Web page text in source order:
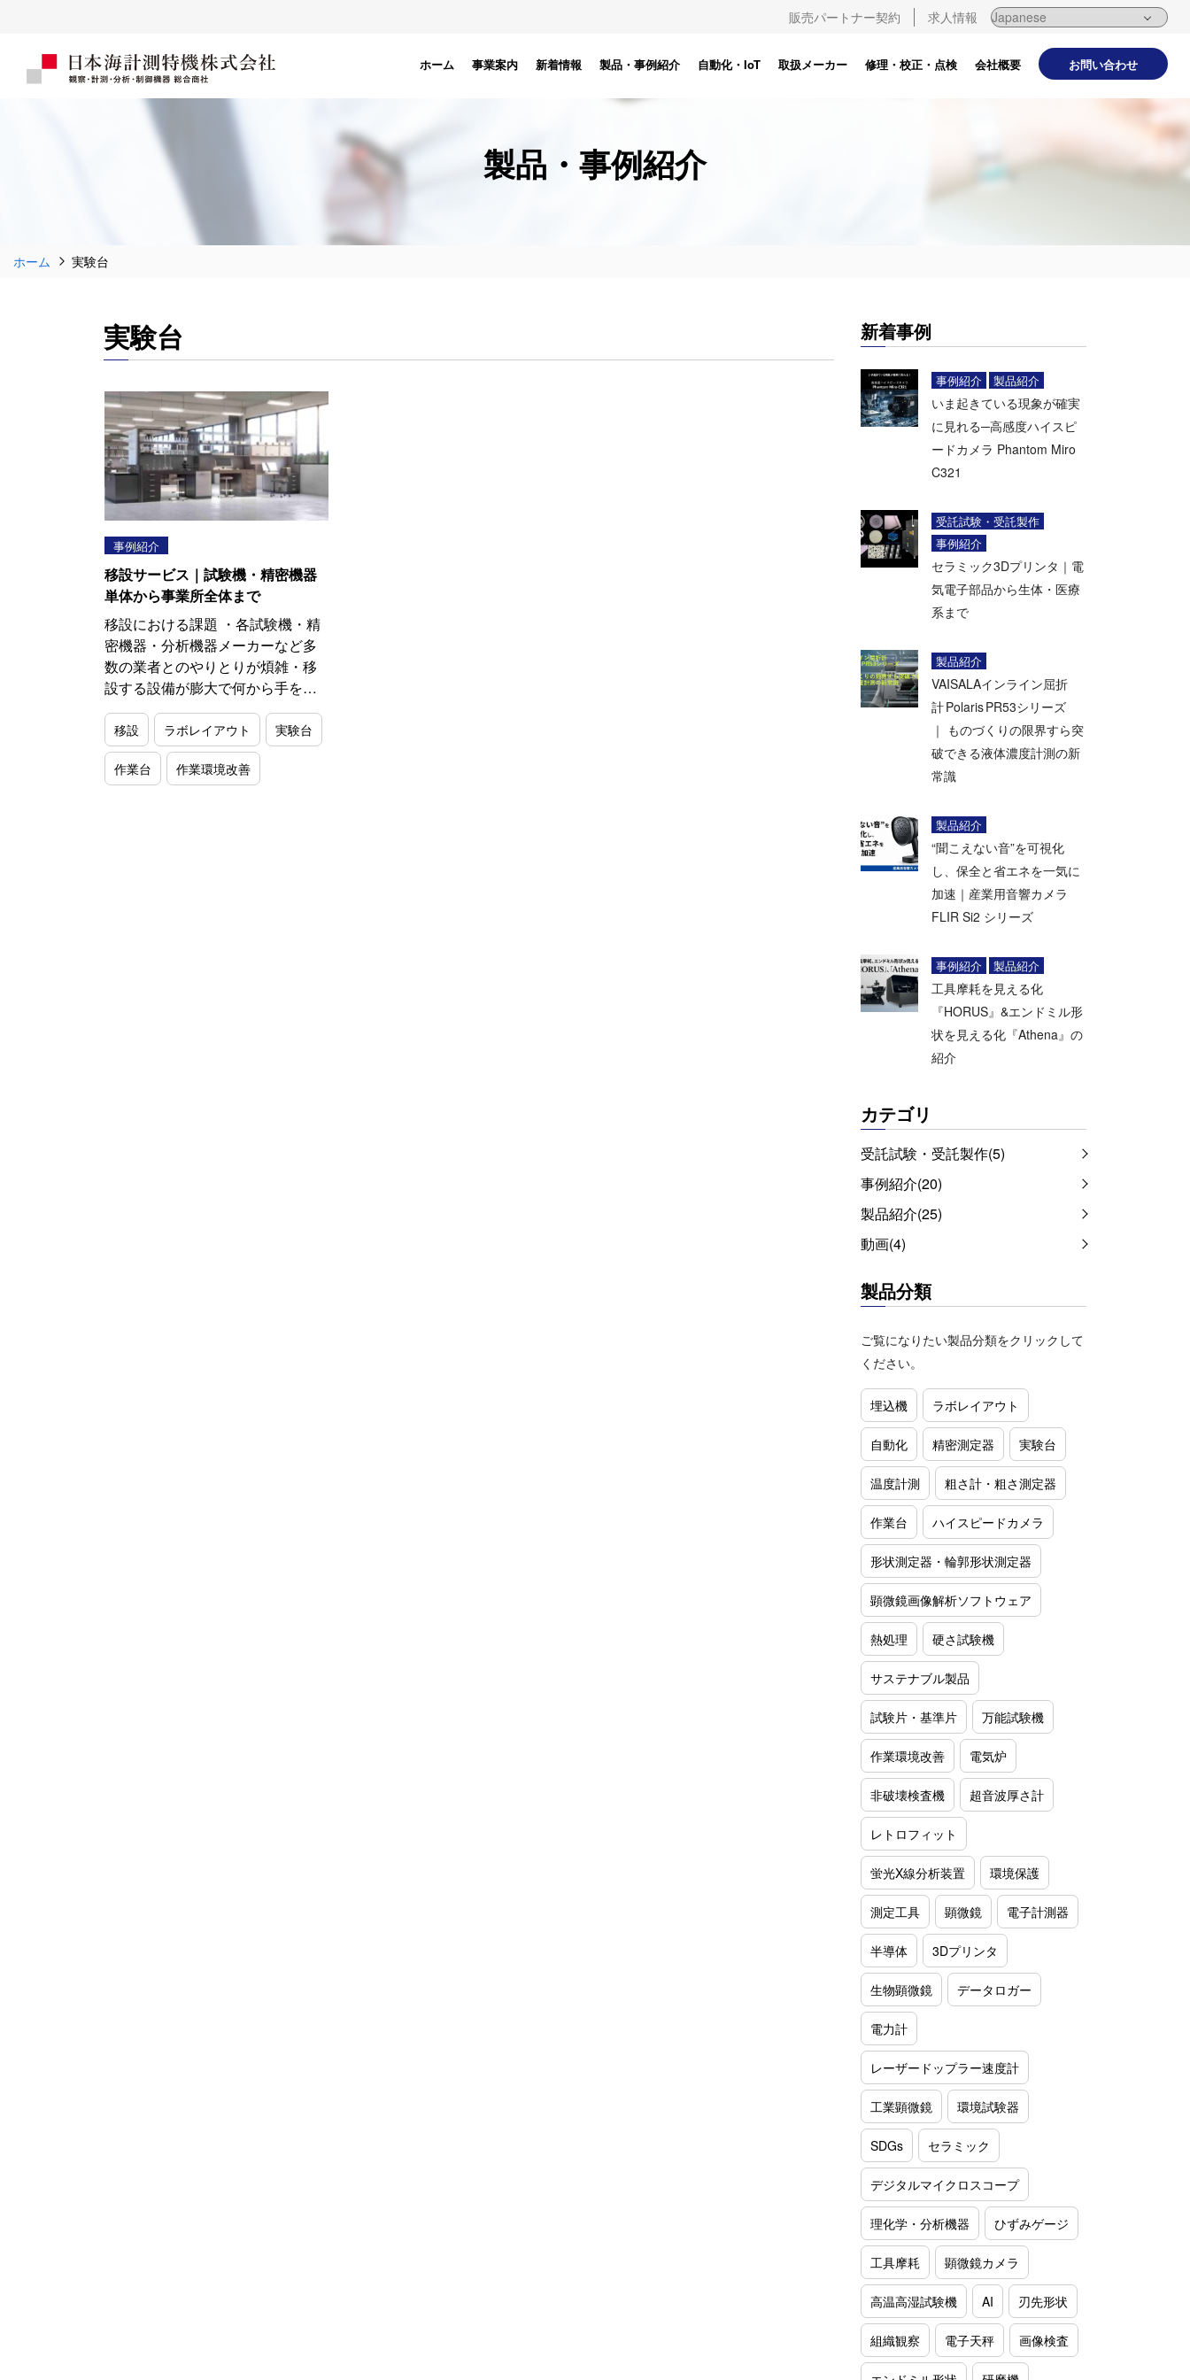
販売パートナー契約 求人情報
ホーム 事業案内 新着情報 製品・事例紹介 自動化・IoT 取扱メーカー 修理・校正・点検 会社概要 お問い合わせ
製品・事例紹介
ホーム 実験台
実験台
事例紹介
移設サービス｜試験機・精密機器
単体から事業所全体まで
移設における課題 ・各試験機・精
密機器・分析機器メーカーなど多
数の業者とのやりとりが煩雑・移
設する設備が膨大で何から手を…
移設 ラボレイアウト 実験台
作業台 作業環境改善
新着事例
事例紹介 製品紹介
いま起きている現象が確実
に見れる─高感度ハイスピ
ードカメラ Phantom Miro
C321
受託試験・受託製作
事例紹介
セラミック3Dプリンタ｜電
気電子部品から生体・医療
系まで
製品紹介
VAISALAインライン屈折
計 Polaris PR53シリーズ
｜ ものづくりの限界すら突
破できる液体濃度計測の新
常識
製品紹介
“聞こえない音”を可視化
し、保全と省エネを一気に
加速｜産業用音響カメラ
FLIR Si2 シリーズ
事例紹介 製品紹介
工具摩耗を見える化
『HORUS』&エンドミル形
状を見える化『Athena』の
紹介
カテゴリ
受託試験・受託製作(5)
事例紹介(20)
製品紹介(25)
動画(4)
製品分類
ご覧になりたい製品分類をクリックして
ください。
埋込機 ラボレイアウト
自動化 精密測定器 実験台
温度計測 粗さ計・粗さ測定器
作業台 ハイスピードカメラ
形状測定器・輪郭形状測定器
顕微鏡画像解析ソフトウェア
熱処理 硬さ試験機
サステナブル製品
試験片・基準片 万能試験機
作業環境改善 電気炉
非破壊検査機 超音波厚さ計
レトロフィット
蛍光X線分析装置 環境保護
測定工具 顕微鏡 電子計測器
半導体 3Dプリンタ
生物顕微鏡 データロガー
電力計
レーザードップラー速度計
工業顕微鏡 環境試験器
SDGs セラミック
デジタルマイクロスコープ
理化学・分析機器 ひずみゲージ
工具摩耗 顕微鏡カメラ
高温高湿試験機 AI 刃先形状
組織観察 電子天秤 画像検査